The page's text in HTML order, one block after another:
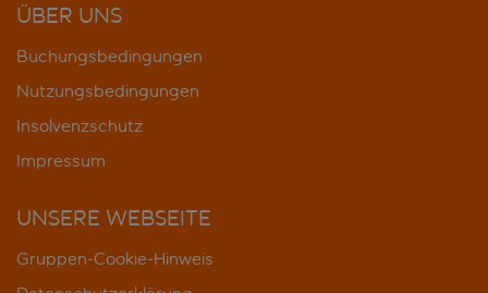
ÜBER UNS
Buchungsbedingungen
Nutzungsbedingungen
Insolvenzschutz
Impressum
UNSERE WEBSEITE
Gruppen-Cookie-Hinweis